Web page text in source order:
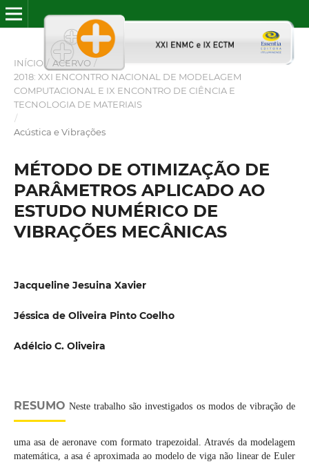
INÍCIO / ACERVO /
2018: XXI ENCONTRO NACIONAL DE MODELAGEM
COMPUTACIONAL E IX ENCONTRO DE CIÊNCIA E
TECNOLOGIA DE MATERIAIS
/
Acústica e Vibrações
MÉTODO DE OTIMIZAÇÃO DE
PARÂMETROS APLICADO AO
ESTUDO NUMÉRICO DE
VIBRAÇÕES MECÂNICAS
Jacqueline Jesuina Xavier
Jéssica de Oliveira Pinto Coelho
Adélcio C. Oliveira
RESUMO Neste trabalho são investigados os modos de vibração de
uma asa de aeronave com formato trapezoidal. Através da modelagem
matemática, a asa é aproximada ao modelo de viga não linear de Euler